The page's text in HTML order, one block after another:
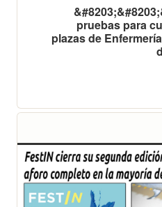
pruebas para
plazas de